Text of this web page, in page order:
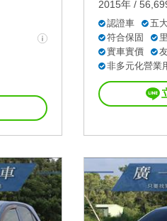
2015年 /
認證車
五
符合保固
實車實價
非多元化營業